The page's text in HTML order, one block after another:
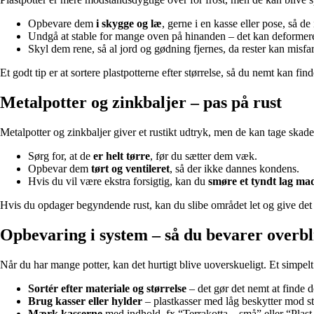
Opbevare dem i skygge og læ, gerne i en kasse eller pose, så
Undgå at stable for mange oven på hinanden – det kan
Skyl dem rene, så al jord og gødning fjernes, da rester kan
Et godt tip er at sortere plastpotterne efter størrelse, så du nemt kan
Metalpotter og zinkbaljer – pas på rust
Metalpotter og zinkbaljer giver et rustikt udtryk, men de kan tage
Sørg for, at de er helt tørre, før du sætter dem væk.
Opbevar dem tørt og ventileret, så der ikke dannes kondens.
Hvis du vil være ekstra forsigtig, kan du smøre et tyndt lag
Hvis du opdager begyndende rust, kan du slibe området let og give
Opbevaring i system – så du bevarer
Når du har mange potter, kan det hurtigt blive uoverskueligt. Et
Sortér efter materiale og størrelse – det gør det nemt at finde
Brug kasser eller hylder – plastkasser med låg beskytter mod